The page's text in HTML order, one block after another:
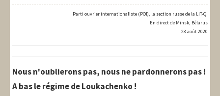
Parti ouvrier internationaliste (POI), la section russe de la LIT-QI
En direct de Minsk, Bélarus
28 août 2020
Nous n'oublierons pas, nous ne pardonnerons pas !
A bas le régime de Loukachenko !